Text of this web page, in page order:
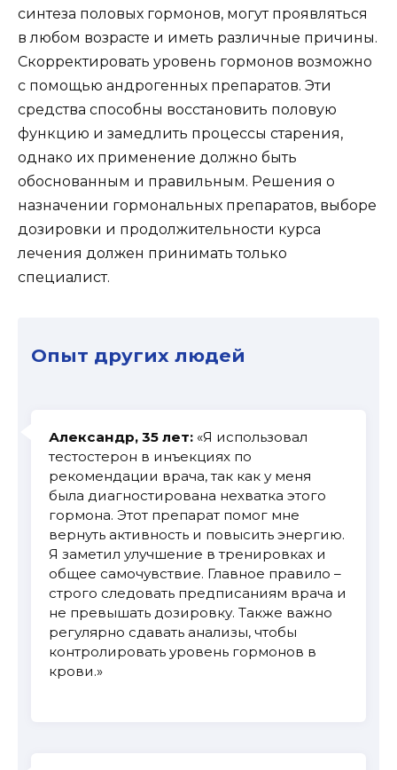
синтеза половых гормонов, могут проявляться
в любом возрасте и иметь различные причины.
Скорректировать уровень гормонов возможно
с помощью андрогенных препаратов. Эти
средства способны восстановить половую
функцию и замедлить процессы старения,
однако их применение должно быть
обоснованным и правильным. Решения о
назначении гормональных препаратов, выборе
дозировки и продолжительности курса
лечения должен принимать только
специалист.
Опыт других людей
Александр, 35 лет: «Я использовал
тестостерон в инъекциях по
рекомендации врача, так как у меня
была диагностирована нехватка этого
гормона. Этот препарат помог мне
вернуть активность и повысить энергию.
Я заметил улучшение в тренировках и
общее самочувствие. Главное правило –
строго следовать предписаниям врача и
не превышать дозировку. Также важно
регулярно сдавать анализы, чтобы
контролировать уровень гормонов в
крови.»